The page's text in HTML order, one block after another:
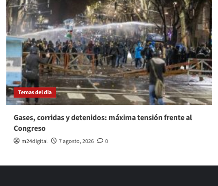
Temas del dia
Gases, corridas y detenidos: máxima tensión frente al
Congreso
m24digital 7 agosto, 2026 0